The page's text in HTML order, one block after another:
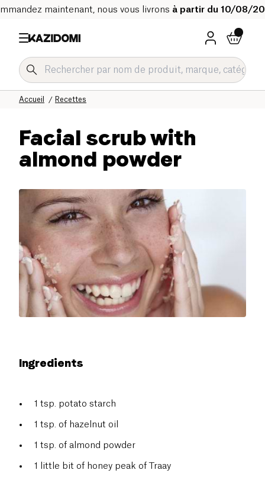
maintenant, nous vous livrons à partir du 10/08/
Recettes
Accueil
Facial scrub with
almond powder
Ingredients
1 tsp. potato starch
1 tsp. of hazelnut oil
1 tsp. of almond powder
1 little bit of honey peak of Traay